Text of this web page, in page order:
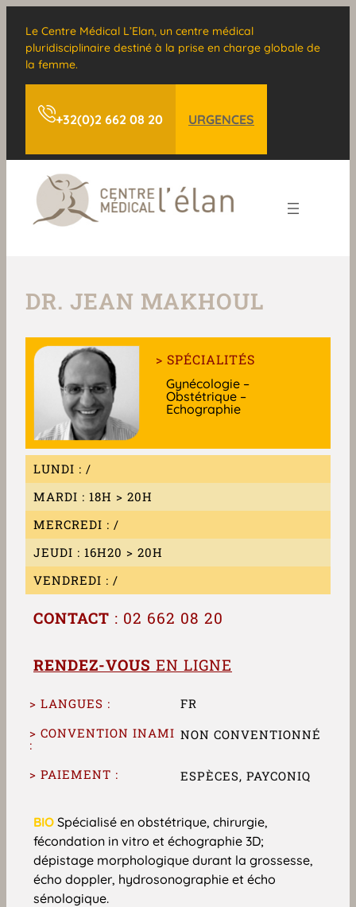
Le Centre Médical L’Elan, un centre médical
pluridisciplinaire destiné à la prise en charge globale de
la femme.
+32(0)2 662 08 20 URGENCES
DR. JEAN MAKHOUL
> SPÉCIALITÉS
Gynécologie –
Obstétrique –
Echographie
LUNDI : /
MARDI : 18H > 20H
MERCREDI : /
JEUDI : 16H20 > 20H
VENDREDI : /
CONTACT : 02 662 08 20
RENDEZ-VOUS EN LIGNE
> LANGUES :
FR
> CONVENTION INAMI
:
NON CONVENTIONNÉ
> PAIEMENT : ESPÈCES, PAYCONIQ
BIO Spécialisé en obstétrique, chirurgie,
fécondation in vitro et échographie 3D;
dépistage morphologique durant la grossesse,
écho doppler, hydrosonographie et écho
sénologique.